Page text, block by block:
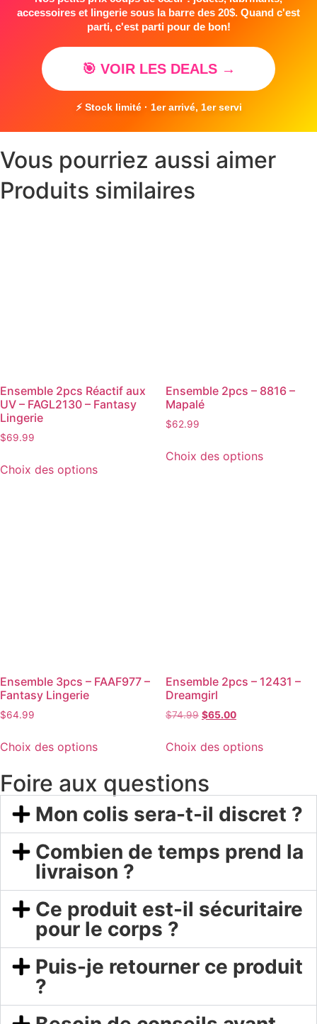
accessoires et lingerie sous la barre des 20$. Quand c'est
parti, c'est parti pour de bon!
🎯 VOIR LES DEALS →
⚡ Stock limité · 1er arrivé, 1er servi
Vous pourriez aussi aimer
Produits similaires
Ensemble 2pcs Réactif aux
UV – FAGL2130 – Fantasy
Lingerie
$69.99
Choix des options
Ensemble 2pcs – 8816 –
Mapalé
$62.99
Choix des options
Ensemble 3pcs – FAAF977 –
Fantasy Lingerie
$64.99
Choix des options
Ensemble 2pcs – 12431 –
Dreamgirl
$74.99 $65.00
Choix des options
Foire aux questions
Mon colis sera-t-il discret ?
Combien de temps prend la
livraison ?
Ce produit est-il sécuritaire
pour le corps ?
Puis-je retourner ce produit
?